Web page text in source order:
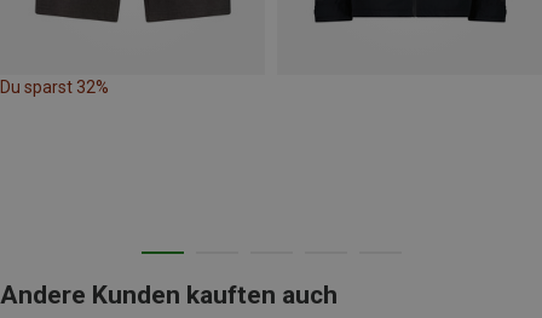
Du sparst 32%
Andere Kunden kauften auch